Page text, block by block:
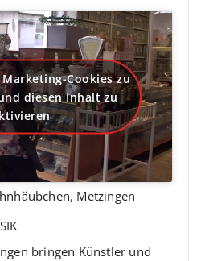
Cookies zu
diesen Inhalt zu
Metzingen
bringen Künstler und